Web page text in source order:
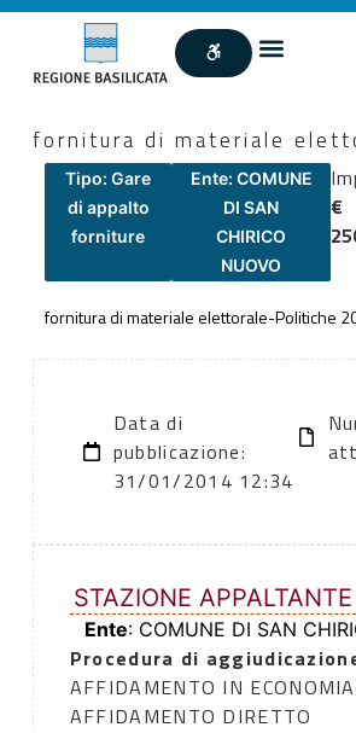
fornitura di materiale
Tipo: Gare
di appalto
forniture
Ente: COMUNE
DI SAN
CHIRICO
NUOVO
€
fornitura di materiale elettorale-Politiche
Data di
pubblicazione:
31/01/2014 12:34
STAZIONE APPALTANTE
Ente: COMUNE DI SAN
Procedura di
AFFIDAMENTO IN
AFFIDAMENTO DIRETTO